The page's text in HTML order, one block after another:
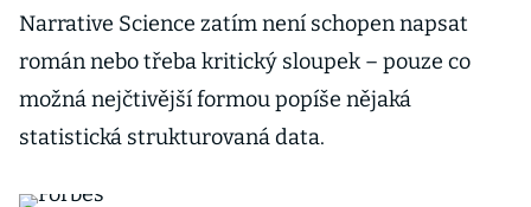
Narrative Science zatím není schopen napsat
román nebo třeba kritický sloupek – pouze co
možná nejčtivější formou popíše nějaká
statistická strukturovaná data.